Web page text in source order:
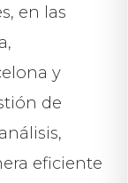
en las
y
de
eficiente